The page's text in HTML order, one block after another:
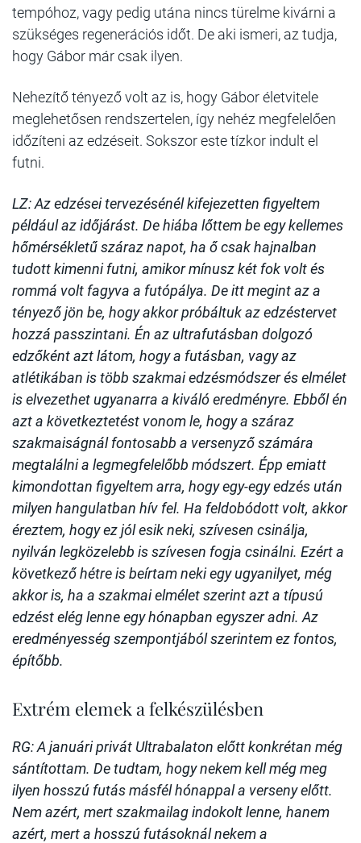
tempóhoz, vagy pedig utána nincs türelme kivárni a
szükséges regenerációs időt. De aki ismeri, az tudja,
hogy Gábor már csak ilyen.
Nehezítő tényező volt az is, hogy Gábor életvitele
meglehetősen rendszertelen, így nehéz megfelelően
időzíteni az edzéseit. Sokszor este tízkor indult el
futni.
LZ: Az edzései tervezésénél kifejezetten figyeltem
például az időjárást. De hiába lőttem be egy kellemes
hőmérsékletű száraz napot, ha ő csak hajnalban
tudott kimenni futni, amikor mínusz két fok volt és
rommá volt fagyva a futópálya. De itt megint az a
tényező jön be, hogy akkor próbáltuk az edzéstervet
hozzá passzintani. Én az ultrafutásban dolgozó
edzőként azt látom, hogy a futásban, vagy az
atlétikában is több szakmai edzésmódszer és elmélet
is elvezethet ugyanarra a kiváló eredményre. Ebből én
azt a következtetést vonom le, hogy a száraz
szakmaiságnál fontosabb a versenyző számára
megtalálni a legmegfelelőbb módszert. Épp emiatt
kimondottan figyeltem arra, hogy egy-egy edzés után
milyen hangulatban hív fel. Ha feldobódott volt, akkor
éreztem, hogy ez jól esik neki, szívesen csinálja,
nyilván legközelebb is szívesen fogja csinálni. Ezért a
következő hétre is beírtam neki egy ugyanilyet, még
akkor is, ha a szakmai elmélet szerint azt a típusú
edzést elég lenne egy hónapban egyszer adni. Az
eredményesség szempontjából szerintem ez fontos,
építőbb.
Extrém elemek a felkészülésben
RG: A januári privát Ultrabalaton előtt konkrétan még
sántítottam. De tudtam, hogy nekem kell még meg
ilyen hosszú futás másfél hónappal a verseny előtt.
Nem azért, mert szakmailag indokolt lenne, hanem
azért, mert a hosszú futásoknál nekem a